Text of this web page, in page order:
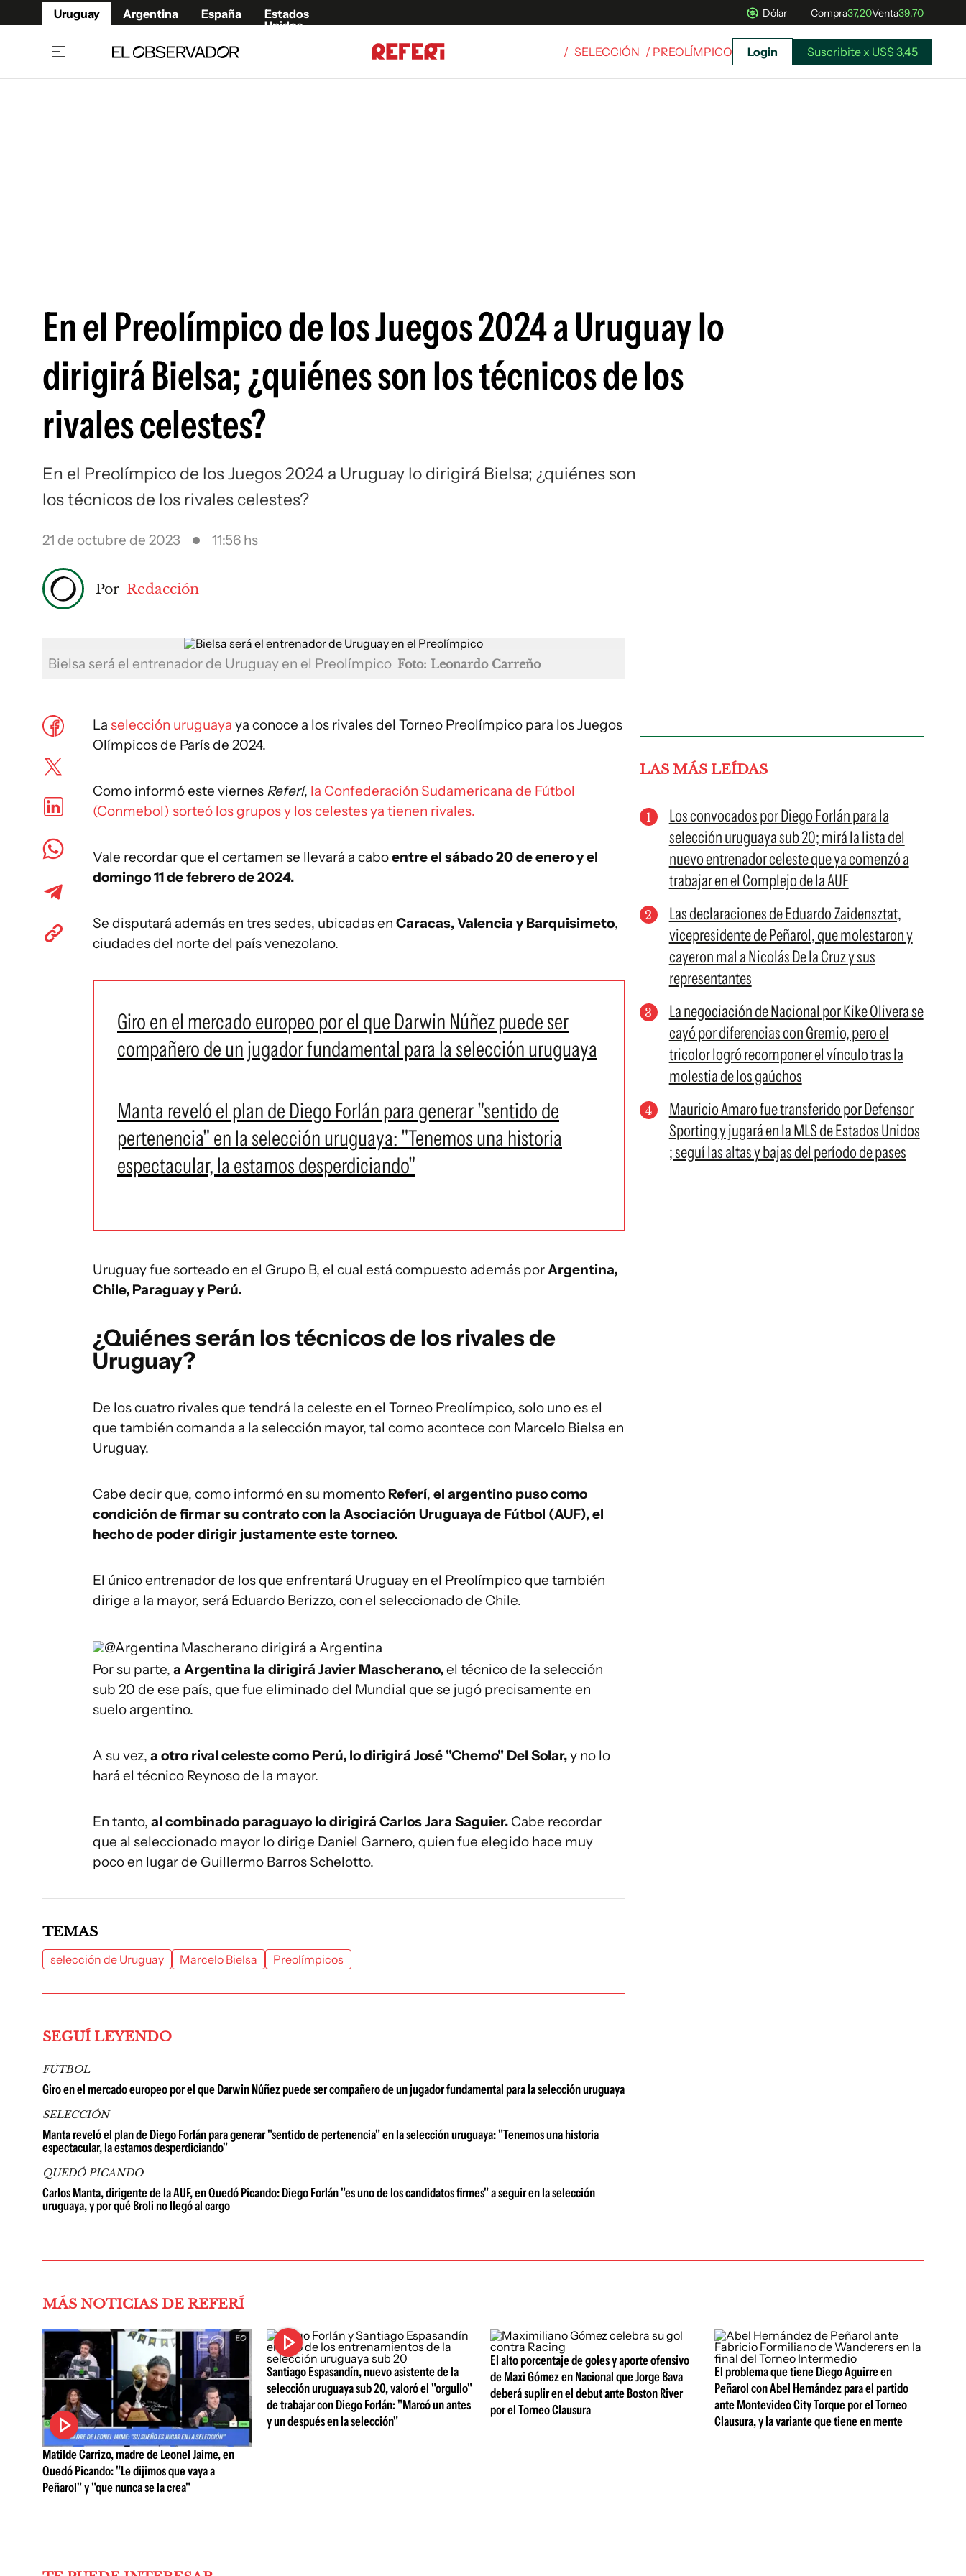
Uruguay Argentina España
Estados
Unidos
Dólar Compra37,20Venta39,70
Siguenos en:
/ SELECCIÓN / PREOLÍMPICO Login Suscribite x US$ 3,45
En el Preolímpico de los Juegos 2024 a Uruguay lo
dirigirá Bielsa; ¿quiénes son los técnicos de los
rivales celestes?
En el Preolímpico de los Juegos 2024 a Uruguay lo dirigirá Bielsa; ¿quiénes son
los técnicos de los rivales celestes?
21 de octubre de 2023 11:56 hs
Por Redacción
Bielsa será el entrenador de Uruguay en el Preolímpico Foto: Leonardo Carreño
La selección uruguaya ya conoce a los rivales del Torneo Preolímpico para los Juegos
Olímpicos de París de 2024.
Como informó este viernes Referí, la Confederación Sudamericana de Fútbol
(Conmebol) sorteó los grupos y los celestes ya tienen rivales.
Vale recordar que el certamen se llevará a caboentre el sábado 20 de enero y el
domingo 11 de febrero de 2024.
Se disputará ademásen tres sedes, ubicadas en Caracas, Valencia y Barquisimeto,
ciudades del norte del país venezolano.
Giro en el mercado europeo por el que Darwin Núñez puede ser
compañero de un jugador fundamental para la selección uruguaya
Manta reveló el plan de Diego Forlán para generar "sentido de
pertenencia" en la selección uruguaya: "Tenemos una historia
espectacular, la estamos desperdiciando"
Uruguay fue sorteado en el Grupo B, el cual está compuesto además porArgentina,
Chile, Paraguay y Perú.
¿Quiénes serán los técnicos de los rivales de
Uruguay?
De los cuatro rivales que tendrá la celeste en el Torneo Preolímpico, solo uno es el
que también comanda a la selección mayor, tal como acontece con Marcelo Bielsa en
Uruguay.
Cabe decir que, como informó en su momentoReferí, el argentino puso como
condición de firmar su contrato con la Asociación Uruguaya de Fútbol (AUF), el
hecho de poder dirigir justamente este torneo.
El único entrenador de los que enfrentará Uruguay en el Preolímpico que también
dirige a la mayor, será Eduardo Berizzo, con el seleccionado de Chile.
@Argentina Mascherano dirigirá a Argentina
Por su parte, a Argentina la dirigirá Javier Mascherano,el técnico de la selección
sub 20 de ese país, que fue eliminado del Mundial que se jugó precisamente en
suelo argentino.
A su vez, a otro rival celeste como Perú, lo dirigirá José "Chemo" Del Solar,y no lo
hará el técnico Reynoso de la mayor.
En tanto, al combinado paraguayo lo dirigirá Carlos Jara Saguier. Cabe recordar
que al seleccionado mayor lo dirige Daniel Garnero, quien fue elegido hace muy
poco en lugar de Guillermo Barros Schelotto.
LAS MÁS LEÍDAS
Los convocados por Diego Forlán para la
selección uruguaya sub 20; mirá la lista del
nuevo entrenador celeste que ya comenzó a
trabajar en el Complejo de la AUF
Las declaraciones de Eduardo Zaidensztat,
vicepresidente de Peñarol, que molestaron y
cayeron mal a Nicolás De la Cruz y sus
representantes
La negociación de Nacional por Kike Olivera se
cayó por diferencias con Gremio, pero el
tricolor logró recomponer el vínculo tras la
molestia de los gaúchos
Mauricio Amaro fue transferido por Defensor
Sporting y jugará en la MLS de Estados Unidos
; seguí las altas y bajas del período de pases
TEMAS
selección de Uruguay Marcelo Bielsa Preolímpicos
SEGUÍ LEYENDO
FÚTBOL
Giro en el mercado europeo por el que Darwin Núñez puede ser compañero de un jugador fundamental para la selección uruguaya
SELECCIÓN
Manta reveló el plan de Diego Forlán para generar "sentido de pertenencia" en la selección uruguaya: "Tenemos una historia
espectacular, la estamos desperdiciando"
QUEDÓ PICANDO
Carlos Manta, dirigente de la AUF, en Quedó Picando: Diego Forlán "es uno de los candidatos firmes" a seguir en la selección
uruguaya, y por qué Broli no llegó al cargo
MÁS NOTICIAS DE REFERÍ
Matilde Carrizo, madre de Leonel Jaime, en
Quedó Picando: "Le dijimos que vaya a
Peñarol" y "que nunca se la crea"
Santiago Espasandín, nuevo asistente de la
selección uruguaya sub 20, valoró el "orgullo"
de trabajar con Diego Forlán: "Marcó un antes
y un después en la selección"
El alto porcentaje de goles y aporte ofensivo
de Maxi Gómez en Nacional que Jorge Bava
deberá suplir en el debut ante Boston River
por el Torneo Clausura
El problema que tiene Diego Aguirre en
Peñarol con Abel Hernández para el partido
ante Montevideo City Torque por el Torneo
Clausura, y la variante que tiene en mente